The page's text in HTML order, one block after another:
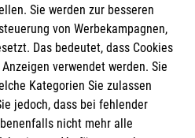
Sie werden zur besseren
von Werbekampagnen,
Das bedeutet, dass Cookies
verwendet werden. Sie
Kategorien Sie zulassen
jedoch, dass bei fehlender
nicht mehr alle